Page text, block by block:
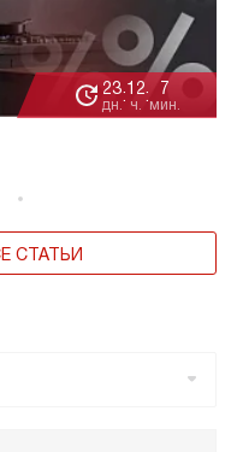
23
дн. :12
ч. : 7
мин.
СТАТЬИ